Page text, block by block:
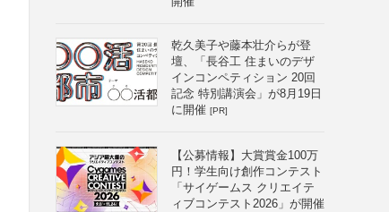
乾久美子や藤本壮介らが登
壇、「長谷工 住まいのデザ
インコンペティション 20回
記念 特別講演会」が8月19日
に開催 [PR]
【公募情報】大賞賞金100万
円！学生向け創作コンテスト
「サイゲームス クリエイテ
ィブコンテスト2026」が開催